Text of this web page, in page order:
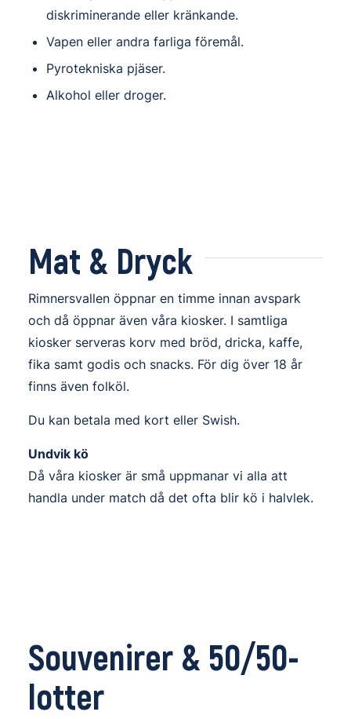
diskriminerande eller kränkande.
Vapen eller andra farliga föremål.
Pyrotekniska pjäser.
Alkohol eller droger.
Mat & Dryck
Rimnersvallen öppnar en timme innan avspark
och då öppnar även våra kiosker. I samtliga
kiosker serveras korv med bröd, dricka, kaffe,
fika samt godis och snacks. För dig över 18 år
finns även folköl.
Du kan betala med kort eller Swish.
Undvik kö
Då våra kiosker är små uppmanar vi alla att
handla under match då det ofta blir kö i halvlek.
Souvenirer & 50/50-
lotter